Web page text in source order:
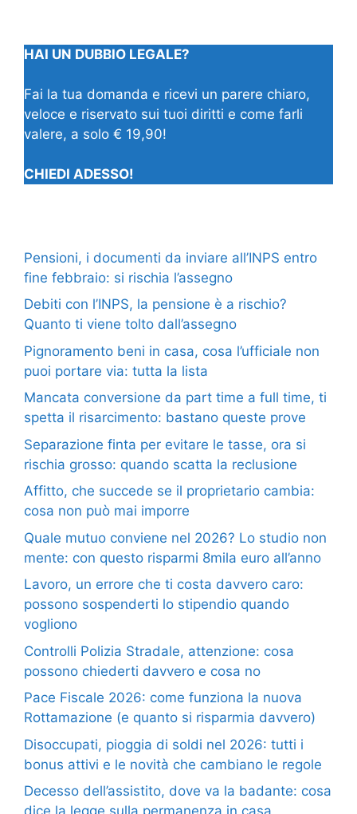
HAI UN DUBBIO LEGALE?
Fai la tua domanda e ricevi un parere chiaro,
veloce e riservato sui tuoi diritti e come farli
valere, a solo € 19,90!
CHIEDI ADESSO!
Pensioni, i documenti da inviare all’INPS entro
fine febbraio: si rischia l’assegno
Debiti con l’INPS, la pensione è a rischio?
Quanto ti viene tolto dall’assegno
Pignoramento beni in casa, cosa l’ufficiale non
puoi portare via: tutta la lista
Mancata conversione da part time a full time, ti
spetta il risarcimento: bastano queste prove
Separazione finta per evitare le tasse, ora si
rischia grosso: quando scatta la reclusione
Affitto, che succede se il proprietario cambia:
cosa non può mai imporre
Quale mutuo conviene nel 2026? Lo studio non
mente: con questo risparmi 8mila euro all’anno
Lavoro, un errore che ti costa davvero caro:
possono sospenderti lo stipendio quando
vogliono
Controlli Polizia Stradale, attenzione: cosa
possono chiederti davvero e cosa no
Pace Fiscale 2026: come funziona la nuova
Rottamazione (e quanto si risparmia davvero)
Disoccupati, pioggia di soldi nel 2026: tutti i
bonus attivi e le novità che cambiano le regole
Decesso dell’assistito, dove va la badante: cosa
dice la legge sulla permanenza in casa